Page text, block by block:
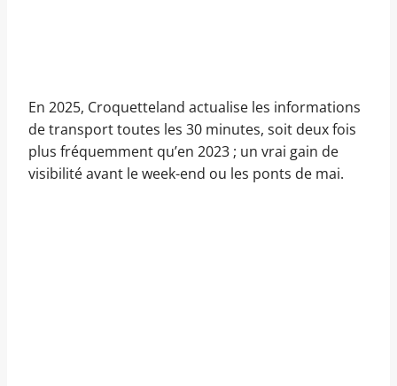
En 2025, Croquetteland actualise les informations
de transport toutes les 30 minutes, soit deux fois
plus fréquemment qu’en 2023 ; un vrai gain de
visibilité avant le week-end ou les ponts de mai.